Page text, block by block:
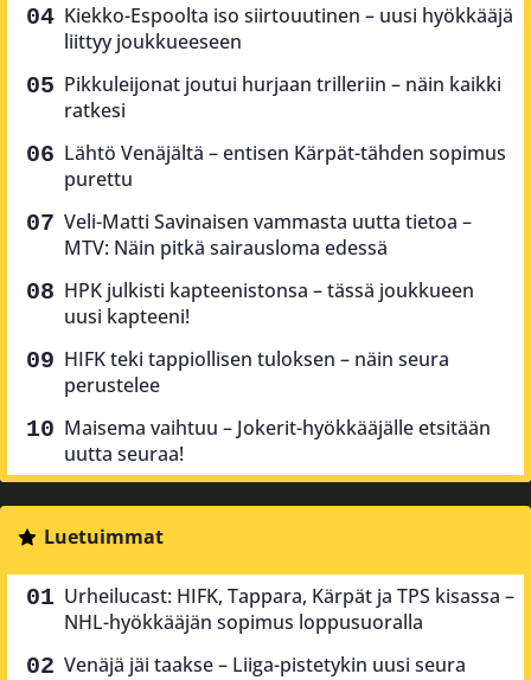
Kiekko-Espoolta iso siirtouutinen – uusi hyökkääjä
liittyy joukkueeseen
Pikkuleijonat joutui hurjaan trilleriin – näin kaikki
ratkesi
Lähtö Venäjältä – entisen Kärpät-tähden sopimus
purettu
Veli-Matti Savinaisen vammasta uutta tietoa –
MTV: Näin pitkä sairausloma edessä
HPK julkisti kapteenistonsa – tässä joukkueen
uusi kapteeni!
HIFK teki tappiollisen tuloksen – näin seura
perustelee
Maisema vaihtuu – Jokerit-hyökkääjälle etsitään
uutta seuraa!
Luetuimmat
Urheilucast: HIFK, Tappara, Kärpät ja TPS kisassa –
NHL-hyökkääjän sopimus loppusuoralla
Venäjä jäi taakse – Liiga-pistetykin uusi seura